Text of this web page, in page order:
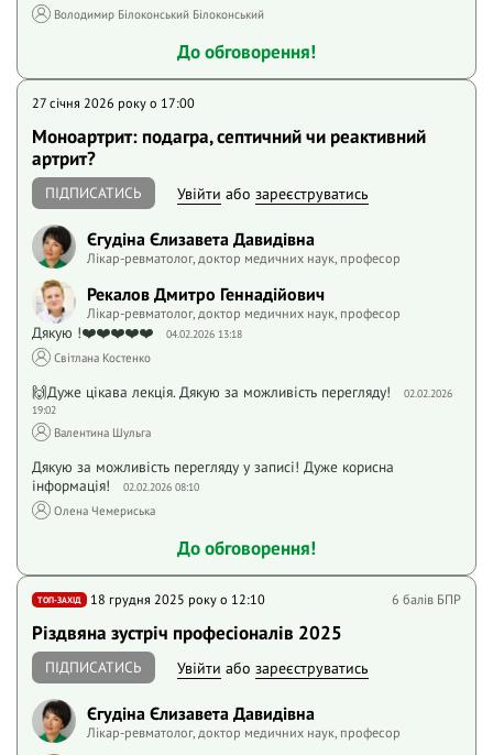
Володимир Білоконський Білоконський
До обговорення!
27 січня 2026 року o 17:00
Моноартрит: подагра, септичний чи реактивний
артрит?
ПІДПИСАТИСЬ Увійти або зареєструватись
Єгудіна Єлизавета Давидівна
Лікар-ревматолог, доктор медичних наук, професор
Рекалов Дмитро Геннадійович
Лікар-ревматолог, доктор медичних наук, професор
Дякую !❤️❤️❤️❤️❤️ 04.02.2026 13:18
Світлана Костенко
🙌Дуже цікава лекція. Дякую за можливість перегляду!
02.02.2026
19:02
Валентина Шульга
Дякую за можливість перегляду у записі! Дуже корисна
інформація!
02.02.2026 08:10
Олена Чемериська
До обговорення!
ТОП-ЗАХІД 18 грудня 2025 року o 12:10 6 балів БПР
Різдвяна зустріч професіоналів 2025
ПІДПИСАТИСЬ Увійти або зареєструватись
Єгудіна Єлизавета Давидівна
Лікар-ревматолог, доктор медичних наук, професор